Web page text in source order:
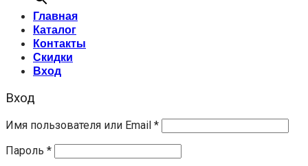
Главная
Каталог
Контакты
Скидки
Вход
Вход
Имя пользователя или Email *
Пароль *